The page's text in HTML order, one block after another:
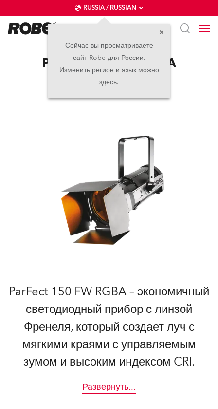
RUSSIA / RUSSIAN
Сейчас вы просматриваете
сайт Robe для России.
Изменить регион и язык можно
здесь.
ParFect 150™ FW RGBA
прекращено
ParFect 150 FW RGBA – экономичный
светодиодный прибор с линзой
Френеля, который создает луч с
мягкими краями с управляемым
зумом и высоким индексом CRI.
Развернуть...